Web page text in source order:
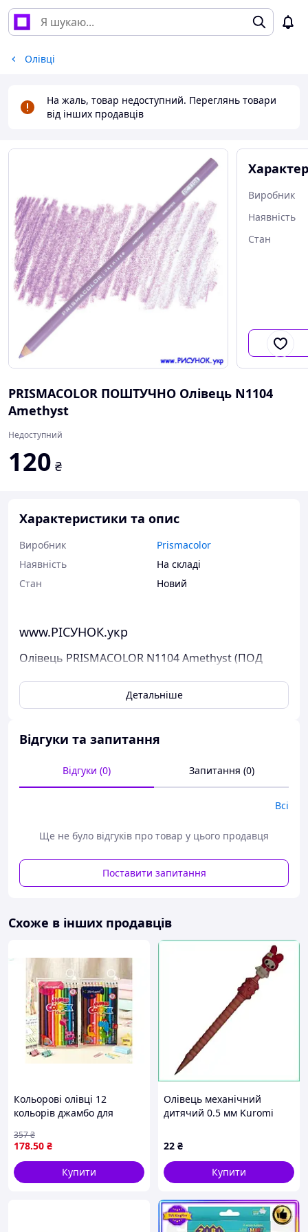
Олівці
На жаль, товар недоступний. Переглянь товари
від інших продавців
Виробник
Наявність
Стан
PRISMACOLOR ПОШТУЧНО Олівець N1104
Amethyst
Недоступний
120 ₴
Характеристики та опис
Виробник
Prismacolor
Наявність
На складі
Стан
Новий
www.РІСУНОК.укр
Олівець PRISMACOLOR N1104 Amethyst (ПОД
Продукція PRISMACOLOR в Україні
Призмаколор олівець купити поштучно.
Термін доставки "ПОД ЗАКАЗАННЯ" — приблизно 1
Дивіться додаткову інформацію про олівцями
PRISMACOLOR.
- Пром-оплата,
- Накладене платежів Нова Пошти;
- На карту банку;
- На розрахунковий рахунок ФОПа за IBAN;
- Кредитною карткою Visa/Mastercard.
- Укрпочта.
Детальніше
Відгуки та запитання
Відгуки (0) Запитання (0)
Всі
Ще не було відгуків про товар у цього продавця
Поставити запитання
Схоже в інших продавців
Кольорові олівці 12
кольорів джамбо для
пластиковому пеналі ТМ
BERTAND
178.50 ₴
357₴
Купити
Олівець механічний
дитячий 0.5 мм Kuromi
для школи мила
канцелярія рожева
22 ₴
Купити